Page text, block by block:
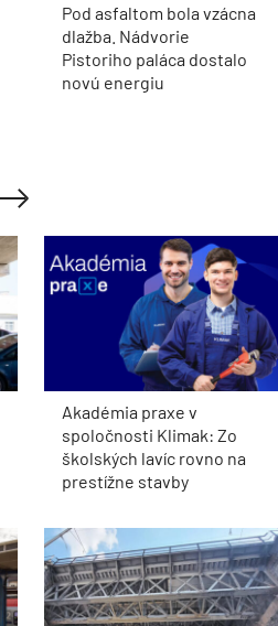
Pod asfaltom bola vzácna
dlažba. Nádvorie
Pistoriho paláca dostalo
novú energiu
Akadémia praxe v
spoločnosti Klimak: Zo
školských lavíc rovno na
prestížne stavby